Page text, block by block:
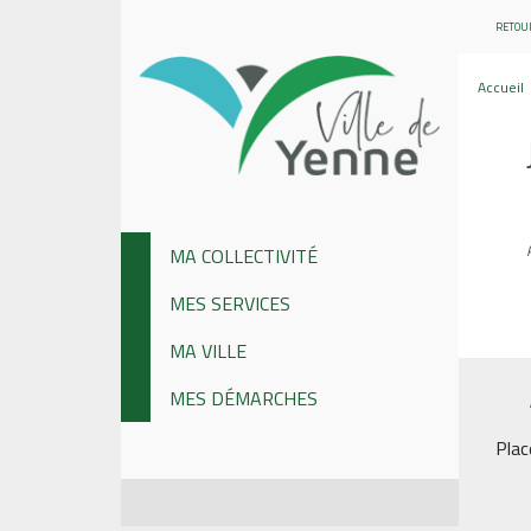
MA COLLECTIVITÉ
MES SERVICES
MA VILLE
MES DÉMARCHES
Accueil